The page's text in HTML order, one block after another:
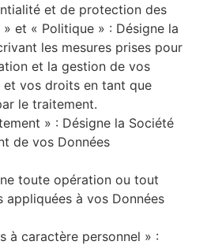
et de protection des
» et « Politique » : Désigne la
les mesures prises pour
et la gestion de vos
et vos droits en tant que
le traitement.
» : Désigne la Société
de vos Données
toute opération ou tout
appliquées à vos Données
à caractère personnel » :